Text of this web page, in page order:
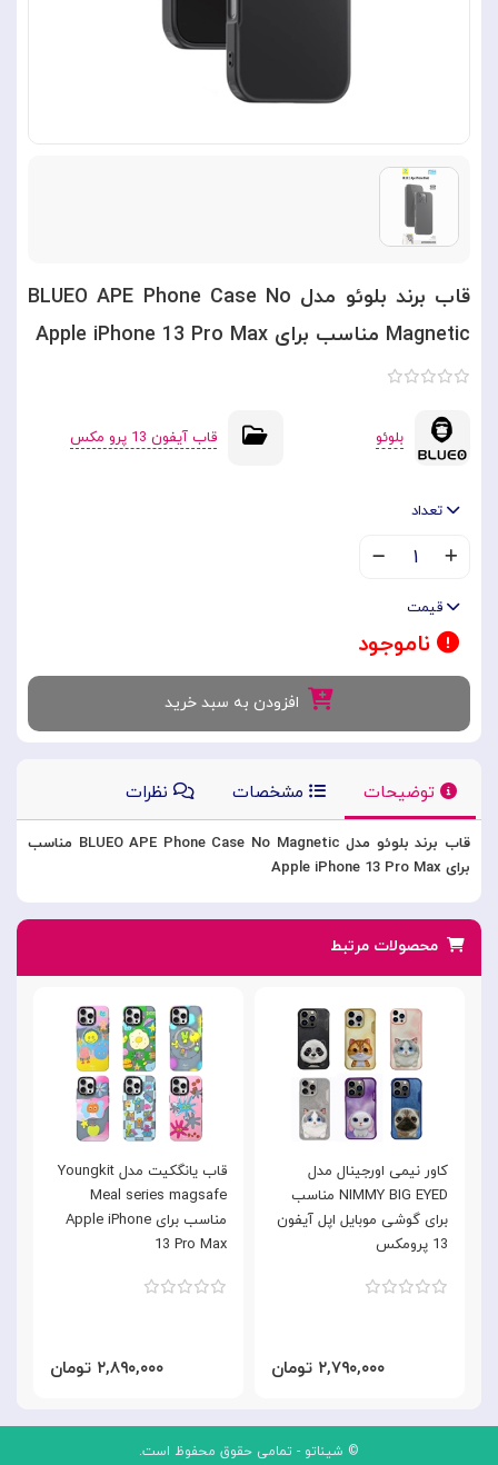
قاب برند بلوئو مدل BLUEO APE Phone Case No
Magnetic مناسب برای Apple iPhone 13 Pro Max
بلوئو قاب آیفون 13 پرو مکس
تعداد
۱
قیمت
ناموجود
افزودن به سبد خرید
توضیحات مشخصات نظرات
قاب برند بلوئو مدل BLUEO APE Phone Case No Magnetic مناسب
برای Apple iPhone 13 Pro Max
محصولات مرتبط
قاب یانگکیت مدل Youngkit
Meal series magsafe
مناسب برای Apple iPhone
13 Pro Max
۲,۸۹۰,۰۰۰ تومان
کاور نیمی اورجینال مدل
NIMMY BIG EYED مناسب
برای گوشی موبایل اپل آیفون
13 پرومکس
۲,۷۹۰,۰۰۰ تومان
© شیناتو - تمامی حقوق محفوظ است.